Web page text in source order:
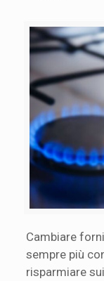
Cambiare
sempre più
risparmiare